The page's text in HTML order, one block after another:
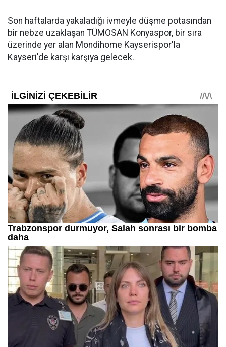
Son haftalarda yakaladığı ivmeyle düşme potasından
bir nebze uzaklaşan TÜMOSAN Konyaspor, bir sıra
üzerinde yer alan Mondihome Kayserispor'la
Kayseri'de karşı karşıya gelecek.